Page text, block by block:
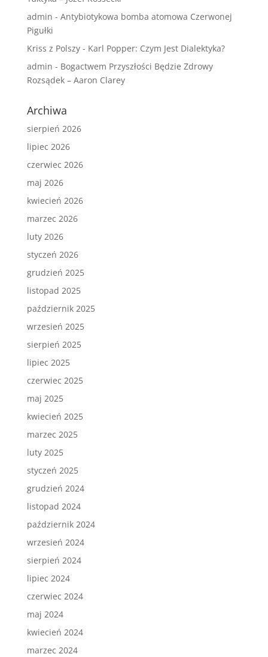
admin - Antybiotykowa bomba atomowa Czerwonej
Pigułki
Kriss z Polszy- Karl Popper: Czym Jest Dialektyka?
admin - Bogactwem Przyszłości Będzie Zdrowy
Rozsądek – Aaron Clarey
Archiwa
sierpień 2026
lipiec 2026
czerwiec 2026
maj 2026
kwiecień 2026
marzec 2026
luty 2026
styczeń 2026
grudzień 2025
listopad 2025
październik 2025
wrzesień 2025
sierpień 2025
lipiec 2025
czerwiec 2025
maj 2025
kwiecień 2025
marzec 2025
luty 2025
styczeń 2025
grudzień 2024
listopad 2024
październik 2024
wrzesień 2024
sierpień 2024
lipiec 2024
czerwiec 2024
maj 2024
kwiecień 2024
marzec 2024